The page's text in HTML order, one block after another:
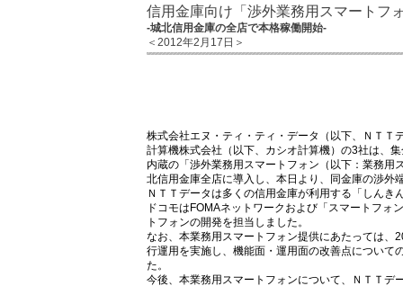
信用金庫向け「渉外業務用スマートフ
-城北信用金庫の全店で本格稼働開始-
＜2012年2月17日＞
株式会社エヌ・ティ・ティ・データ（以下、ＮＴＴ
計算機株式会社（以下、カシオ計算機）の3社は、
内蔵の「渉外業務用スマートフォン（以下：業務
北信用金庫全店に導入し、本日より、同金庫の渉外
ＮＴＴデータは多くの信用金庫が利用する「しん
ドコモはFOMAネットワークおよび「スマートフ
トフォンの開発を担当しました。
なお、本業務用スマートフォン提供にあたっては
行運用を実施し、機能面・運用面の改善点について
た。
今後、本業務用スマートフォンについて、ＮＴＴデ